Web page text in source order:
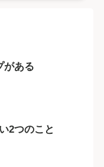
がある
2つのこと